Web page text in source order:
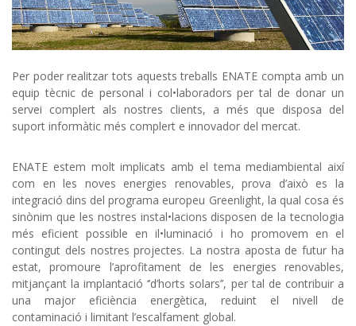
Per poder realitzar tots aquests treballs ENATE compta amb un
equip tècnic de personal i col•laboradors per tal de donar un
servei complert als nostres clients, a més que disposa del
suport informàtic més complert e innovador del mercat.
ENATE estem molt implicats amb el tema mediambiental així
com en les noves energies renovables, prova d’això es la
integració dins del programa europeu Greenlight, la qual cosa és
sinònim que les nostres instal•lacions disposen de la tecnologia
més eficient possible en il•luminació i ho promovem en el
contingut dels nostres projectes. La nostra aposta de futur ha
estat, promoure l’aprofitament de les energies renovables,
mitjançant la implantació ‘’d’horts solars’’, per tal de contribuir a
una major eficiència energètica, reduint el nivell de
contaminació i limitant l’escalfament global.